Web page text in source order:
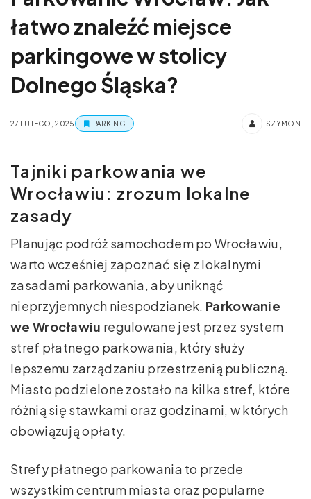
łatwo znaleźć miejsce
parkingowe w stolicy
Dolnego Śląska?
27 LUTEGO, 2025 PARKING SZYMON
Tajniki parkowania we
Wrocławiu: zrozum lokalne
zasady
Planując podróż samochodem po Wrocławiu,
warto wcześniej zapoznać się z lokalnymi
zasadami parkowania, aby uniknąć
nieprzyjemnych niespodzianek. Parkowanie
we Wrocławiu regulowane jest przez system
stref płatnego parkowania, który służy
lepszemu zarządzaniu przestrzenią publiczną.
Miasto podzielone zostało na kilka stref, które
różnią się stawkami oraz godzinami, w których
obowiązują opłaty.
Strefy płatnego parkowania to przede
wszystkim centrum miasta oraz popularne